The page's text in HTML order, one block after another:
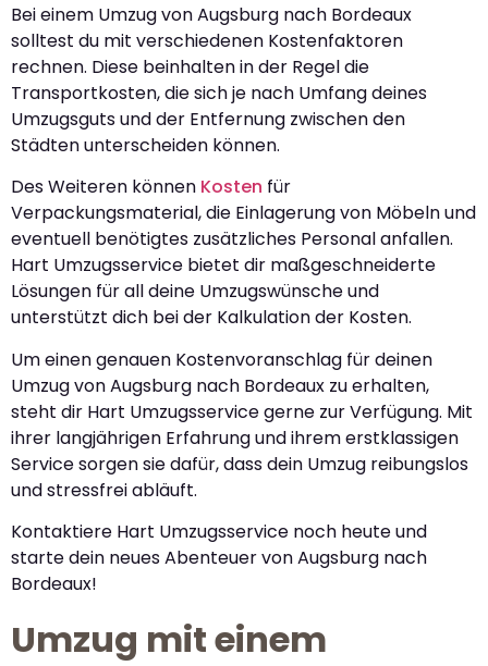
Bei einem Umzug von Augsburg nach Bordeaux
solltest du mit verschiedenen Kostenfaktoren
rechnen. Diese beinhalten in der Regel die
Transportkosten, die sich je nach Umfang deines
Umzugsguts und der Entfernung zwischen den
Städten unterscheiden können.
Des Weiteren können Kosten für
Verpackungsmaterial, die Einlagerung von Möbeln und
eventuell benötigtes zusätzliches Personal anfallen.
Hart Umzugsservice bietet dir maßgeschneiderte
Lösungen für all deine Umzugswünsche und
unterstützt dich bei der Kalkulation der Kosten.
Um einen genauen Kostenvoranschlag für deinen
Umzug von Augsburg nach Bordeaux zu erhalten,
steht dir Hart Umzugsservice gerne zur Verfügung. Mit
ihrer langjährigen Erfahrung und ihrem erstklassigen
Service sorgen sie dafür, dass dein Umzug reibungslos
und stressfrei abläuft.
Kontaktiere Hart Umzugsservice noch heute und
starte dein neues Abenteuer von Augsburg nach
Bordeaux!
Umzug mit einem